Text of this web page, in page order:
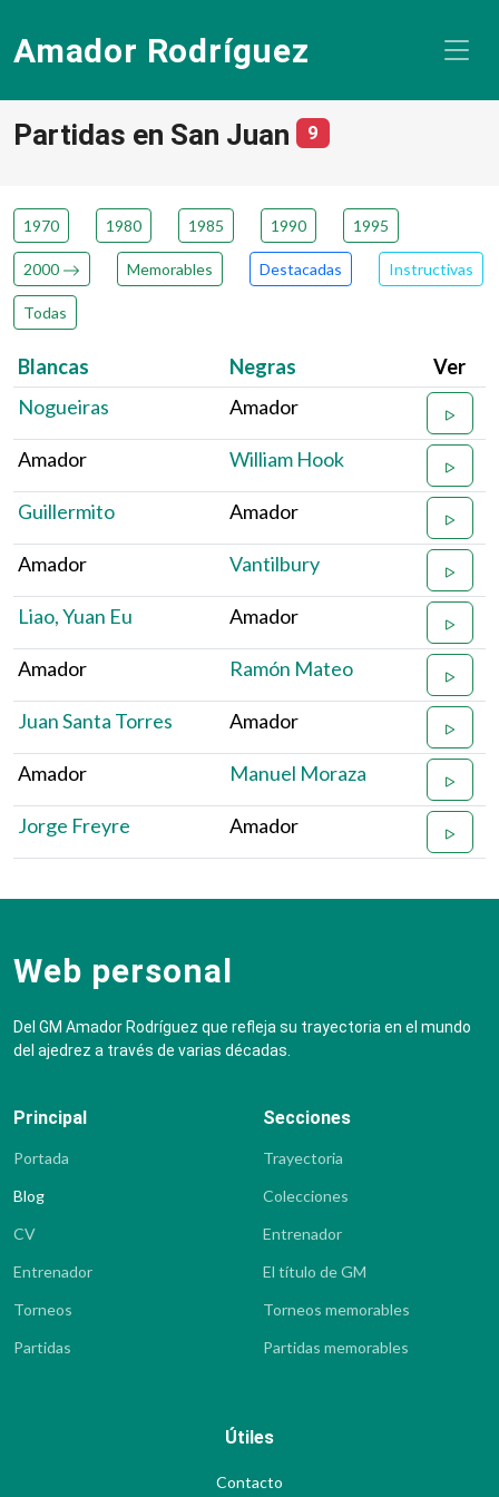
Amador Rodríguez
Partidas en San Juan 9número de partidas
1970 1980 1985 1990 1995
2000 Memorables Destacadas Instructivas
Todas
Blancas Negras
Ver
Nogueiras
Amador
Amador William Hook
Guillermito Amador
Amador Vantilbury
Liao, Yuan Eu Amador
Amador Ramón Mateo
Juan Santa Torres Amador
Amador Manuel Moraza
Jorge Freyre Amador
Web personal
Del GM Amador Rodríguez que refleja su trayectoria en el mundo
del ajedrez a través de varias décadas.
Principal
Portada
Blog
CV
Entrenador
Torneos
Partidas
Secciones
Trayectoria
Colecciones
Entrenador
El título de GM
Torneos memorables
Partidas memorables
Útiles
Contacto